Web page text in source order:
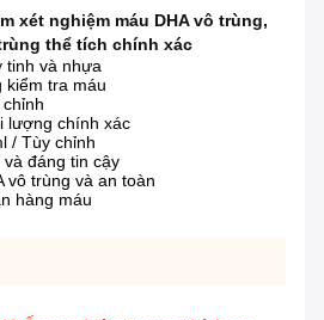
xét nghiệm máu DHA vô trùng,
thể tích chính xác
tinh và nhựa
kiểm tra máu
lượng chính xác
/ Tùy chỉnh
và đáng tin cậy
vô trùng và an toàn
hàng máu